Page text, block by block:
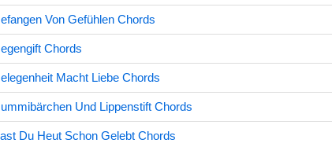
Von Gefühlen Chords
Chords
Macht Liebe Chords
Und Lippenstift Chords
Du Heut Schon Gelebt Chords